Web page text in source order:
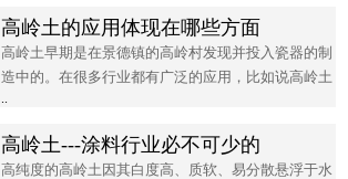
高岭土的应用体现在哪些方面
高岭土早期是在景德镇的高岭村发现并投入瓷器的制
造中的。在很多行业都有广泛的应用，比如说高岭土
稀释后涂在葡萄藤上
..
高岭土---涂料行业必不可少的
高纯度的高岭土因其白度高、质软、易分散悬浮于水